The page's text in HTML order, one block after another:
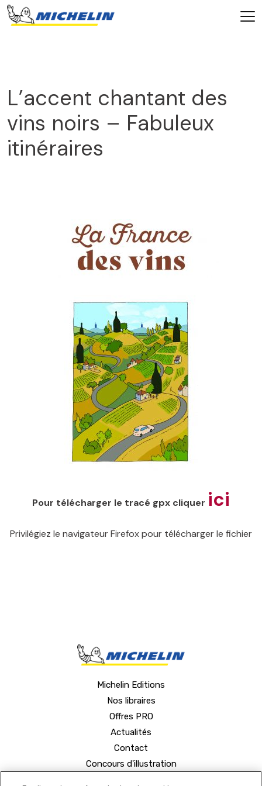
L’accent chantant des
vins noirs – Fabuleux
itinéraires
Pour télécharger le tracé gpx cliquer ici
Privilégiez le navigateur Firefox pour télécharger le fichier
Michelin Editions
Nos libraires
Offres PRO
Actualités
Contact
Concours d'illustration